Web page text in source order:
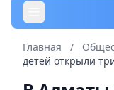
Главная /
детей открыли